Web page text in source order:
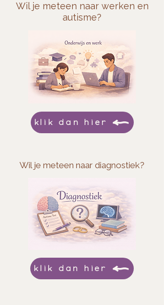
Wil je meteen naar werken en
autisme?
klik dan hier
Wil je meteen naar diagnostiek?
klik dan hier